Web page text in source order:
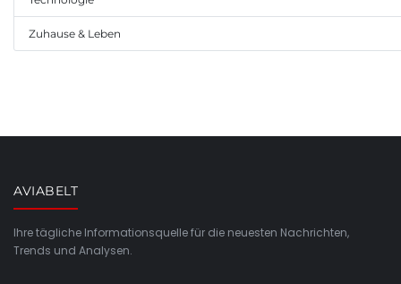
Zuhause & Leben
AVIABELT
Ihre tägliche Informationsquelle für die neuesten Nachrichten,
Trends und Analysen.